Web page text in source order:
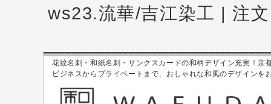
ws23.流華/吉江染工 | 注
花紋名刺・和紙名刺・サンクスカードの和柄デザイン充実！京
ビジネスからプライベートまで、おしゃれな和風のデザインを